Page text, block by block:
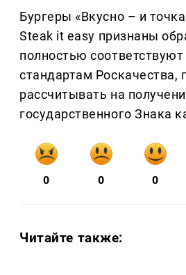
Бургеры «Вкусно – и
Steak it easy признаны
полностью
стандартам Роскачества,
рассчитывать на
государственного Знака
0 0 0
Читайте также: